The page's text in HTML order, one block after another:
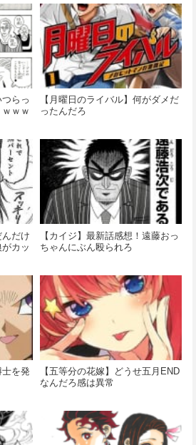
つらっ
ｗｗ
【月曜日のライバル】何がダメだ
ったんだろ
んだけ
カッ
【カイジ】最新話感想！遠藤おっ
ちゃんにぶん殴られろ
士を発
【五等分の花嫁】どうせ五月END
なんだろ感は異常